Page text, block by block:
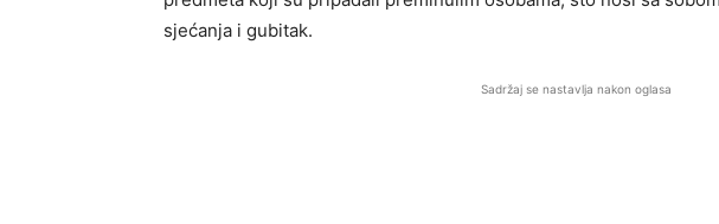
sjećanja i gubitak.
Sadržaj se nastavlja nakon oglasa